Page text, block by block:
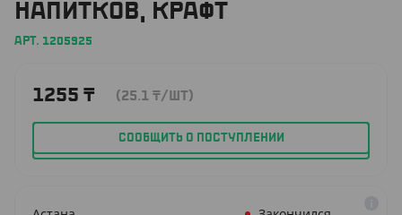
НАПИТКОВ, КРАФТ
АРТ. 1205925
1255 ₸ (25.1 ₸/ШТ)
СООБЩИТЬ О ПОСТУПЛЕНИИ